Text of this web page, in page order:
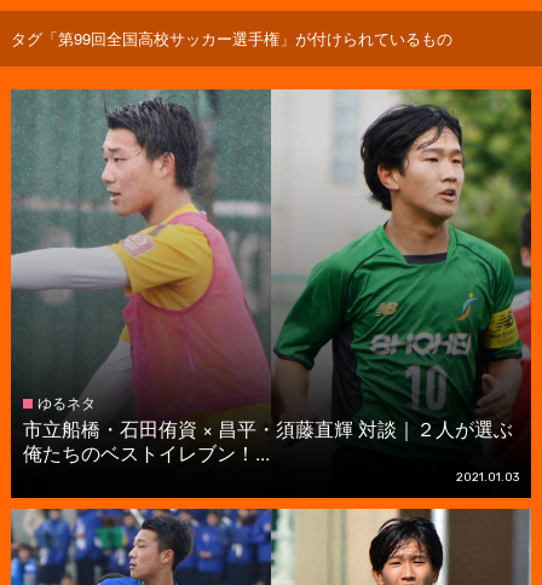
タグ「第99回全国高校サッカー選手権」が付けられているもの
ゆるネタ
市立船橋・石田侑資 × 昌平・須藤直輝 対談｜２人が選ぶ
俺たちのベストイレブン！...
2021.01.03